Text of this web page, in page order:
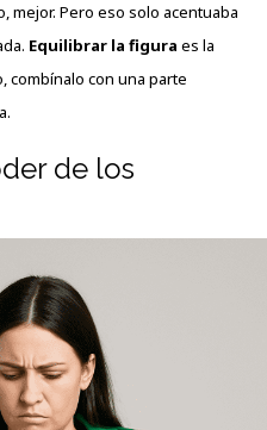
mejor. Pero eso solo acentuaba
Equilibrar la figura es la
combínalo con una parte
de los